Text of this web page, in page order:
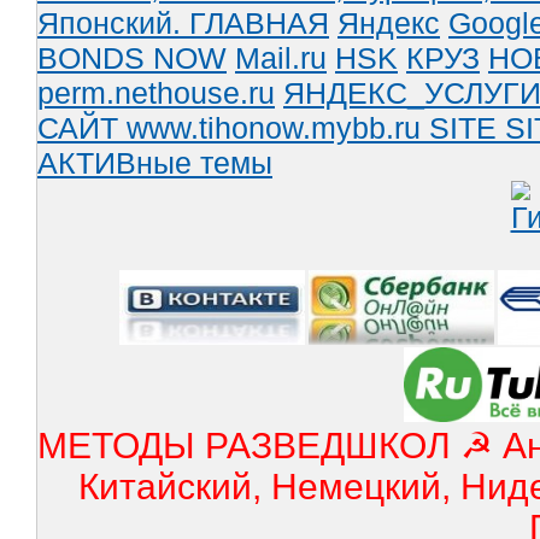
Японский. ГЛАВНАЯ Яндекс
BONDS NOW Mail.ru HSK КРУЗ
perm.nethouse.ru ЯНДЕКС_УСЛУГИ
САЙТ www.tihonow.mybb.ru SITE
АКТИВные темы
МЕТОДЫ РАЗВЕДШКОЛ ☭
Китайский, Немецкий,